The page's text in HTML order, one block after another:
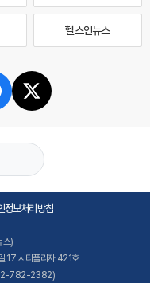
헬스인뉴스
정보처리방침
스)
17 시티플라자 421호
782-2382)